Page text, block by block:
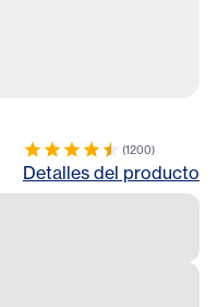
(1200)
Detalles del producto